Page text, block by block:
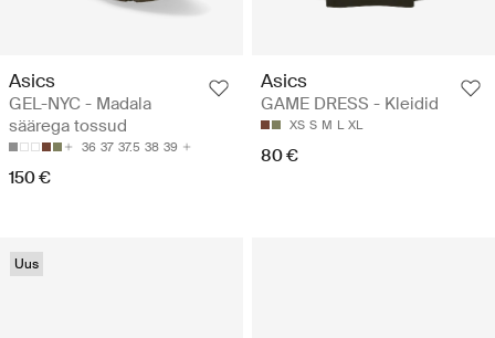
Asics
GEL-NYC - Madala
säärega tossud
36 37 37.5 38 39
150 €
Asics
GAME DRESS - Kleidid
XS S M L XL
80 €
Uus